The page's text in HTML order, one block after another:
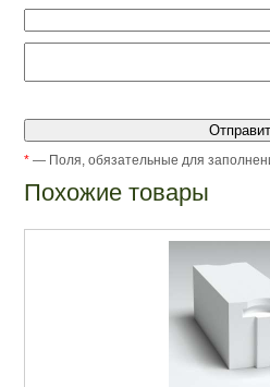
* — Поля, обязательные для
Похожие товары